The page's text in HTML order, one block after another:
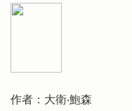
作者：大衛‧鮑森